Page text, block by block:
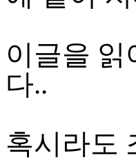
이글을
다..
혹시라도